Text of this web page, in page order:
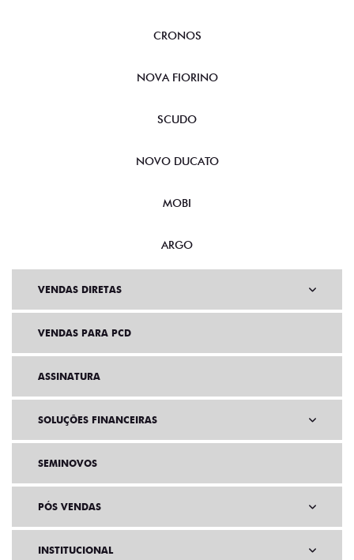
CRONOS
NOVA FIORINO
SCUDO
NOVO DUCATO
MOBI
ARGO
VENDAS DIRETAS
VENDAS PARA PCD
ASSINATURA
SOLUÇÕES FINANCEIRAS
SEMINOVOS
PÓS VENDAS
INSTITUCIONAL